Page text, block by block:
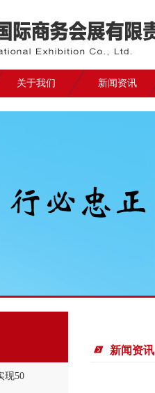
关于我们 新闻资讯
现50
新闻资讯